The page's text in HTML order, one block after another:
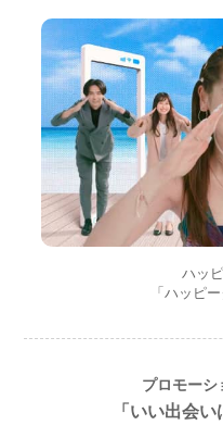
ハッ
「ハッピ
プロモーシ
「いい出会